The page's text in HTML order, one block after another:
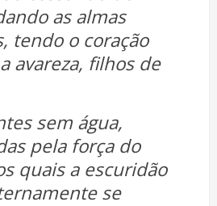
as almas
tendo o coração
avareza, filhos de
sem água,
pela força do
quais a escuridão
se